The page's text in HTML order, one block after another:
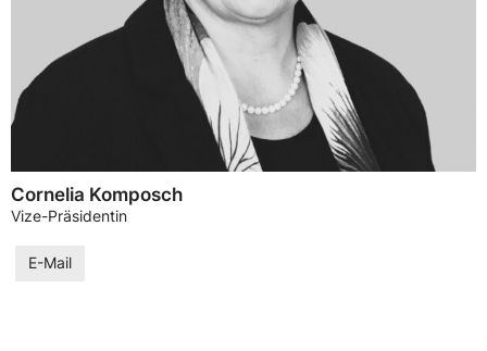
Cornelia Komposch
Vize-Präsidentin
E-Mail